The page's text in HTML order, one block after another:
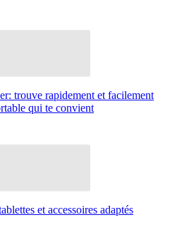
trouve rapidement et facilement
qui te convient
et accessoires adaptés